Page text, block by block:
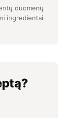
duomenų
ingredientai